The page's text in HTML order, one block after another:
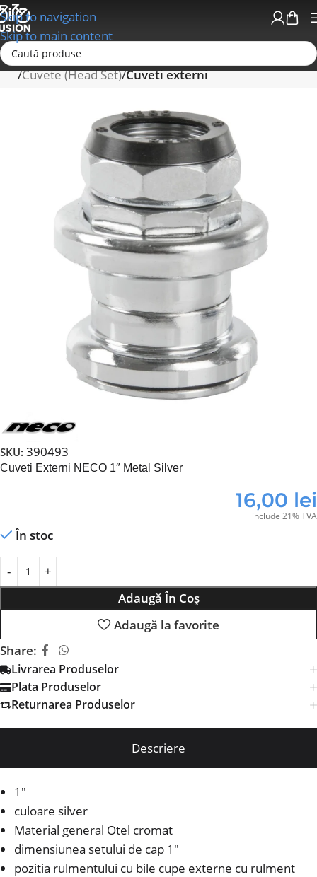
Skip to navigation
Skip to main content
Prima pagină
Cuvete (Head Set) Cuveti externi
SKU: 390493
Cuveti Externi NECO 1″ Metal Silver
16,00 lei
include 21% TVA
În stoc
Adaugă În Coș
Adaugă la favorite
Share:
Livrarea Produselor
Plata Produselor
Returnarea Produselor
Descriere
1″
culoare silver
Material general Otel cromat
dimensiunea setului de cap 1″
pozitia rulmentului cu bile cupe externe cu rulment